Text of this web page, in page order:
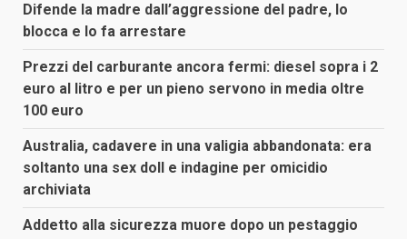
Difende la madre dall’aggressione del padre, lo
blocca e lo fa arrestare
Prezzi del carburante ancora fermi: diesel sopra i 2
euro al litro e per un pieno servono in media oltre
100 euro
Australia, cadavere in una valigia abbandonata: era
soltanto una sex doll e indagine per omicidio
archiviata
Addetto alla sicurezza muore dopo un pestaggio